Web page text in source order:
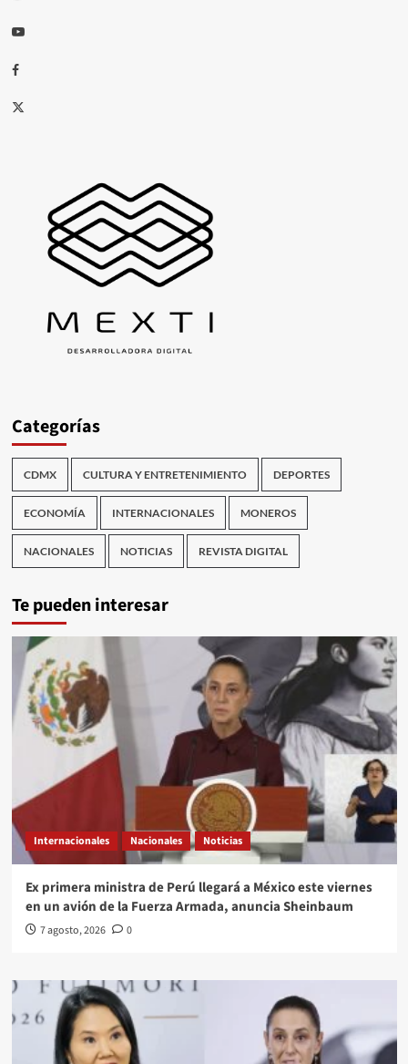
Youtube
Facebook
X
Categorías
CDMX CULTURA Y ENTRETENIMIENTO DEPORTES
ECONOMÍA INTERNACIONALES MONEROS
NACIONALES NOTICIAS REVISTA DIGITAL
Te pueden interesar
Internacionales Nacionales Noticias
Ex primera ministra de Perú llegará a México este viernes
en un avión de la Fuerza Armada, anuncia Sheinbaum
7 agosto, 2026 0